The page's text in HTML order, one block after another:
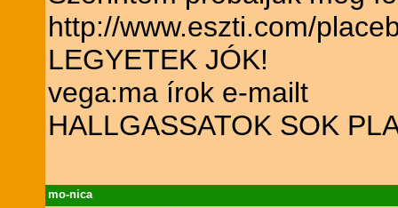
http://www.eszti.com/
LEGYETEK JÓK!
vega:ma írok e-mailt
HALLGASSATOK SOK
mo-nica